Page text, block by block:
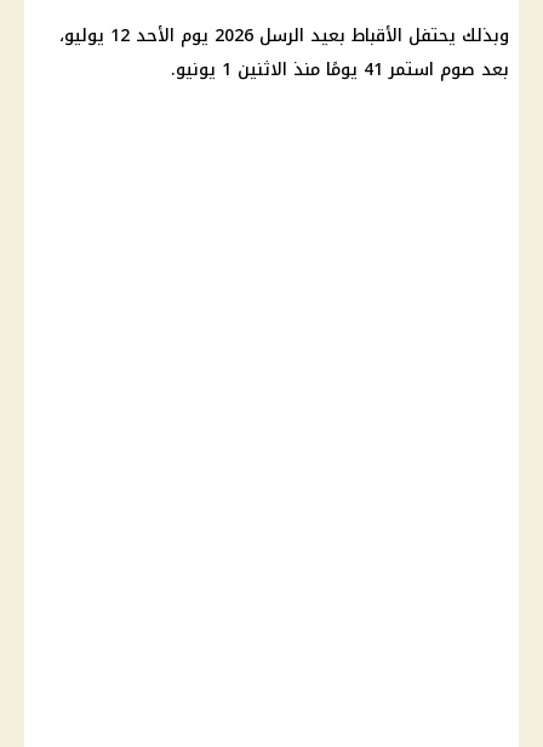
وبذلك يحتفل الأقباط بعيد الرسل 2026 يوم الأحد 12 يوليو،
بعد صوم استمر 41 يومًا منذ الاثنين 1 يونيو.